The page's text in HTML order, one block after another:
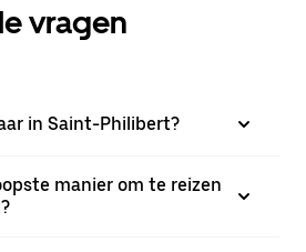
vragen
in Saint-Philibert?
manier om te reizen